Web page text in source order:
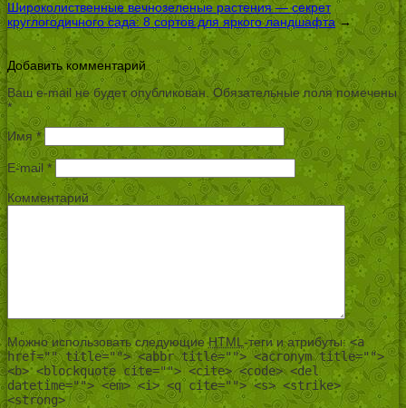
Широколиственные вечнозеленые растения — секрет
круглогодичного сада: 8 сортов для яркого ландшафта→
Добавить комментарий
Ваш e-mail не будет опубликован. Обязательные поля помечены
*
Имя*
E-mail *
Комментарий
Можно использовать следующиеHTML -теги и атрибуты:<a
href="" title=""> <abbr title=""> <acronym title="">
<b> <blockquote cite=""> <cite> <code> <del
datetime=""> <em> <i> <q cite=""> <s> <strike>
<strong>